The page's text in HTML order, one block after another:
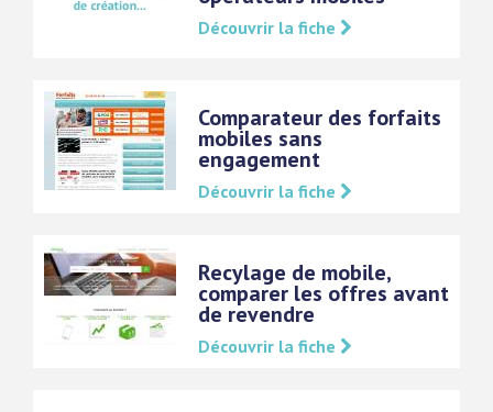
Découvrir la fiche
Comparateur des forfaits
mobiles sans
engagement
Découvrir la fiche
Recylage de mobile,
comparer les offres avant
de revendre
Découvrir la fiche